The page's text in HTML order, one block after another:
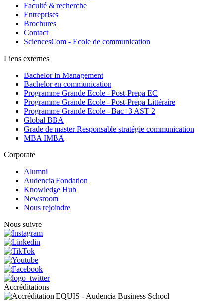
Faculté & recherche
Entreprises
Brochures
Contact
SciencesCom - Ecole de communication
Liens externes
Bachelor In Management
Bachelor en communication
Programme Grande Ecole - Post-Prepa EC
Programme Grande Ecole - Post-Prepa Littéraire
Programme Grande Ecole - Bac+3 AST 2
Global BBA
Grade de master Responsable stratégie communication
MBA IMBA
Corporate
Alumni
Audencia Fondation
Knowledge Hub
Newsroom
Nous rejoindre
Nous suivre
Accréditations